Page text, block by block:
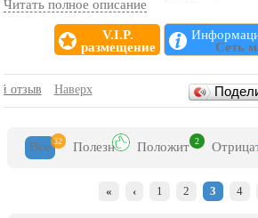
которая производит в первую очередь
удобные стульчики; или не менее
которая производит удобные детские
что все бренды достаточно известны,
«Дети» вполне приемлемые, ведь
благотворительных акциях, и стремится
доступными совершенно для всех.
люди могут покупать своим детям через
кто-то просто не видит смысла
быстро устаревают в их глазах. Поэтому
фирмы вполне оправдана и понятна.
Читать полное описание
V.I.P.
размещение
Сеть
Отзывы
отзыв Наверх
Все 32 Полезн Положит 2
« ‹ 1 2 3 4